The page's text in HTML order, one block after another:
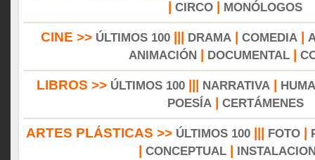
CIRCO MONÓLOGOS
CINE >> ÚLTIMOS 100 DRAMA COMEDIA
ANIMACIÓN
DOCUMENTAL|
LIBROS >> ÚLTIMOS 100 NARRATIVA
POESÍA| CERTÁMENES
ARTES PLÁSTICAS >> ÚLTIMOS 100 FOTO
CONCEPTUAL